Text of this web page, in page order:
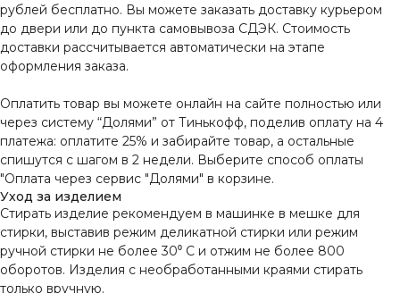
рублей бесплатно. Вы можете заказать доставку курьером
до двери или до пункта самовывоза СДЭК. Стоимость
доставки рассчитывается автоматически на этапе
оформления заказа.
Оплатить товар вы можете онлайн на сайте полностью или
через систему “Долями” от Тинькофф, поделив оплату на 4
платежа: оплатите 25% и забирайте товар, а остальные
спишутся с шагом в 2 недели. Выберите способ оплаты
"Оплата через сервис "Долями" в корзине.
Уход за изделием
Стирать изделие рекомендуем в машинке в мешке для
стирки, выставив режим деликатной стирки или режим
ручной стирки не более 30⁰ С и отжим не более 800
оборотов. Изделия с необработанными краями стирать
только вручную.